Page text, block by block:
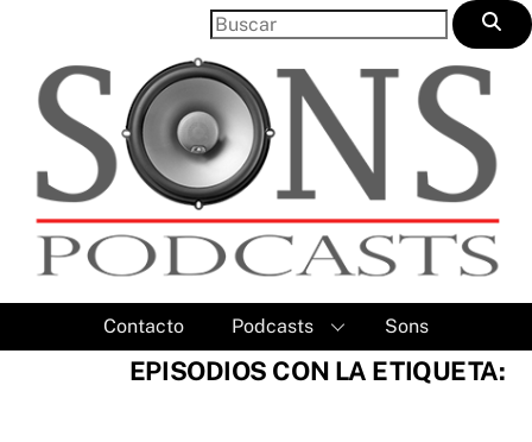
content
Contacto Podcasts Sons
EPISODIOS CON LA ETIQUETA: